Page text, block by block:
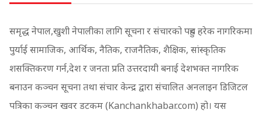
समृद्ध नेपाल,खुशी नेपालीका लागि सूचना र संचारको पहुच हरेक नागरिकमा
पुर्याई सामाजिक, आर्थिक, नैतिक, राजनैतिक, शैक्षिक, सांस्कृतिक
शसक्तिकरण गर्न,देश र जनता प्रति उत्तरदायी बनाई देशभक्त नागरिक
बनाउन कञ्चन सूचना तथा संचार केन्द्र द्वारा संचालित अनलाइन डिजिटल
पत्रिका कञ्चन खवर डटकम (Kanchankhabar.com) हो। यस